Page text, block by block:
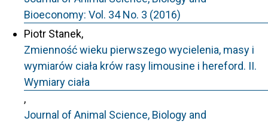
Bioeconomy: Vol. 34 No. 3 (2016)
Piotr Stanek,
Zmienność wieku pierwszego wycielenia, masy i
wymiarów ciała krów rasy limousine i hereford. II.
Wymiary ciała
,
Journal of Animal Science, Biology and